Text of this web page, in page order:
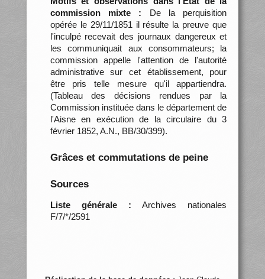
commission mixte : De la perquisition
opérée le 29/11/1851 il résulte la preuve que
l'inculpé recevait des journaux dangereux et
les communiquait aux consommateurs; la
commission appelle l'attention de l'autorité
administrative sur cet établissement, pour
être pris telle mesure qu'il appartiendra.
(Tableau des décisions rendues par la
Commission instituée dans le département de
l'Aisne en exécution de la circulaire du 3
février 1852, A.N., BB/30/399).
Grâces et commutations de peine
Sources
Liste générale : Archives nationales
F/7/*/2591